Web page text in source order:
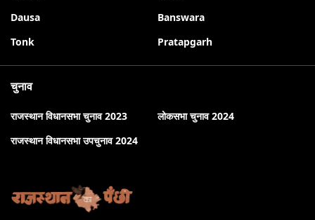
Dausa
Banswara
Tonk
Pratapgarh
चुनाव
राजस्थान विधानसभा चुनाव 2023
लोकसभा चुनाव 2024
राजस्थान विधानसभा उपचुनाव 2024